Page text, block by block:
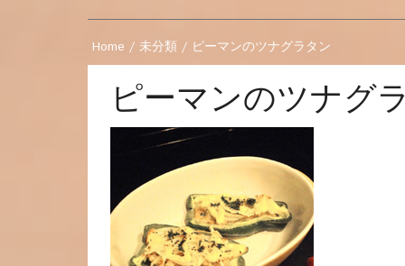
Home / 未分類 / ピーマンのツナグラタン
ピーマンのツナグ